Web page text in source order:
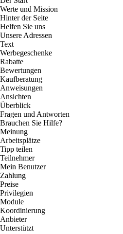
Werte und Mission
Hinter der Seite
Helfen Sie uns
Unsere Adressen
Text
Werbegeschenke
Rabatte
Bewertungen
Kaufberatung
Anweisungen
Ansichten
Überblick
Fragen und Antworten
Brauchen Sie Hilfe?
Meinung
Arbeitsplätze
Tipp teilen
Teilnehmer
Mein Benutzer
Zahlung
Preise
Privilegien
Module
Koordinierung
Anbieter
Unterstützt